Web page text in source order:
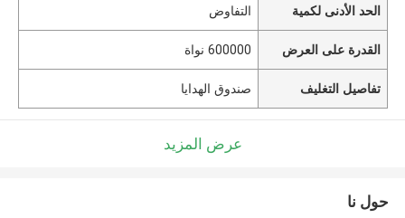
الحد الأدنى لكمية التفاوض
القدرة على العرض 600000 نواة
تفاصيل التغليف صندوق الهدايا
عرض المزيد
حول نا